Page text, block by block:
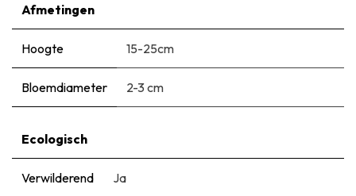
Afmetingen
Hoogte 15-25cm
Bloemdiameter 2-3 cm
Ecologisch
Verwilderend Ja